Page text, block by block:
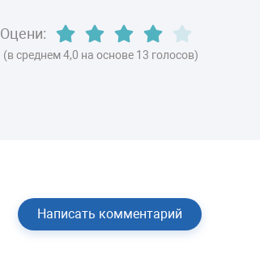
Оцени:
(в среднем 4,0 на основе 13 голосов)
Написать комментарий